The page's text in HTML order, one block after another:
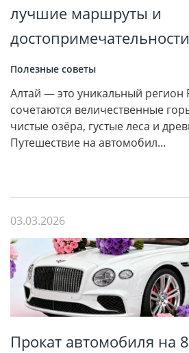
лучшие маршруты и
достопримечательности
Полезные советы
Алтай — это уникальный регион
сочетаются величественные
чистые озёра, густые леса и
Путешествие на автомобил...
03.03.2026
Прокат автомобиля на